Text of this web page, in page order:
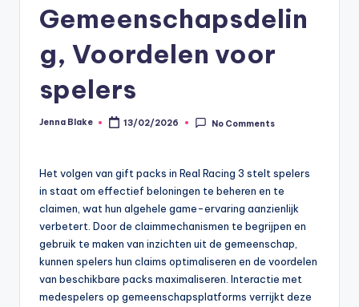
Gemeenschapsdelin
g, Voordelen voor
spelers
Posted
Jenna Blake 13/02/2026 No Comments
Het volgen van gift packs in Real Racing 3 stelt spelers
in staat om effectief beloningen te beheren en te
claimen, wat hun algehele game-ervaring aanzienlijk
verbetert. Door de claimmechanismen te begrijpen en
gebruik te maken van inzichten uit de gemeenschap,
kunnen spelers hun claims optimaliseren en de voordelen
van beschikbare packs maximaliseren. Interactie met
medespelers op gemeenschapsplatforms verrijkt deze